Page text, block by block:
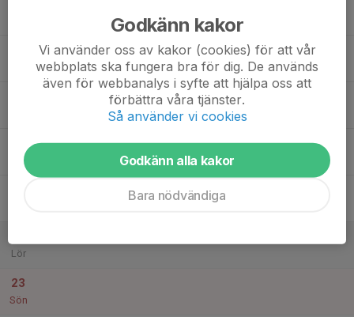
Strängnäs ishall
Tor
Lör
23
Sön
Godkänn kakor
Vi använder oss av kakor (cookies) för att vår
webbplats ska fungera bra för dig. De används
även för webbanalys i syfte att hjälpa oss att
förbättra våra tjänster.
Så använder vi cookies
Godkänn alla kakor
Bara nödvändiga